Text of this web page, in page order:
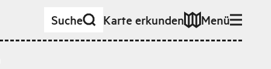
Suche Karte erkunden Menü